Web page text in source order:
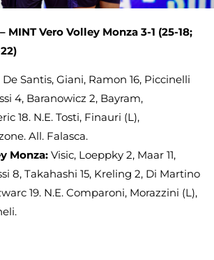
MINT Vero Volley Monza 3-1 (25-18;
De Santis, Giani, Ramon 16, Piccinelli
4, Baranowicz 2, Bayram,
18. N.E. Tosti, Finauri (L),
All. Falasca.
Monza: Visic, Loeppky 2, Maar 11,
8, Takahashi 15, Kreling 2, Di Martino
19. N.E. Comparoni, Morazzini (L),